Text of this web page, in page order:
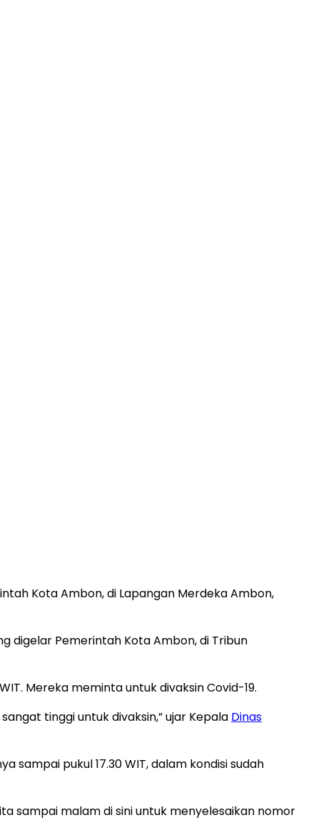
Kota Ambon, di Lapangan Merdeka Ambon,
digelar Pemerintah Kota Ambon, di Tribun
Mereka meminta untuk divaksin Covid-19.
tinggi untuk divaksin,” ujar Kepala Dinas
sampai pukul 17.30 WIT, dalam kondisi sudah
sampai malam di sini untuk menyelesaikan nomor